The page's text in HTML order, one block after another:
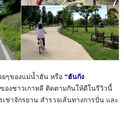
ยๆของแม่น้ำฮัน หรือ “ฮันกัง
องชาวเกาหลี ติดตามกันให้ดีในรีวิวนี้
เช่าจักรยาน สำรวจเส้นทางการปั่น และ